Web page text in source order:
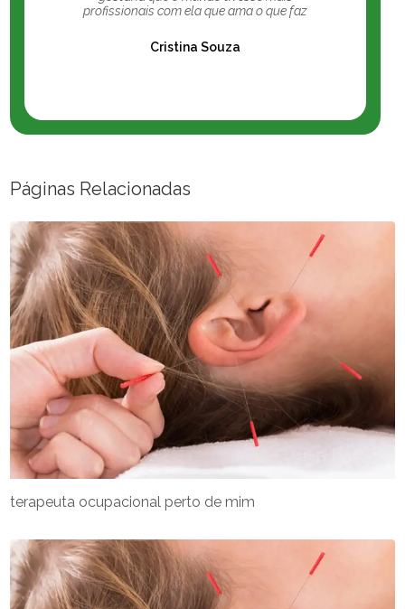
profissionais com ela que ama o que faz
Cristina Souza
Páginas Relacionadas
terapeuta ocupacional perto de mim